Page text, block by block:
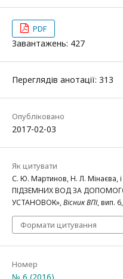
PDF
Завантажень: 427
Переглядів анотації: 313
Опубліковано
2017-02-03
Як цитувати
С. Ю. Мартинов, Н. Л. Мінаєва,
ПІДЗЕМНИХ ВОД ЗА
УСТАНОВОК»,Вісник ВПІ, вип.
Формати цитування
Номер